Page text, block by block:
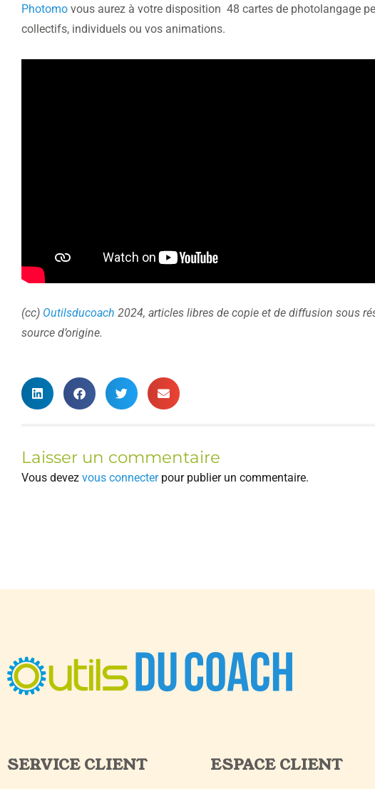
Photomo vous aurez à votre disposition 48 cartes de photolangage
collectifs, individuels ou vos animations.
(cc) Outilsducoach 2024, articles libres de copie et de diffusion sous
source d’origine.
Laisser un commentaire
Vous devez vous connecterpour publier un commentaire.
SERVICE CLIENT ESPACE CLIENT